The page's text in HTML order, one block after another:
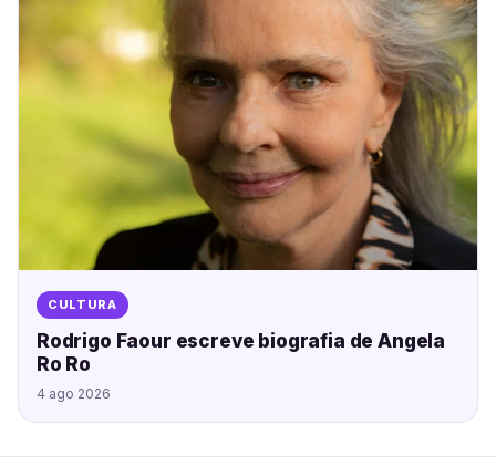
CULTURA
Rodrigo Faour escreve biografia de Angela
Ro Ro
4 ago 2026